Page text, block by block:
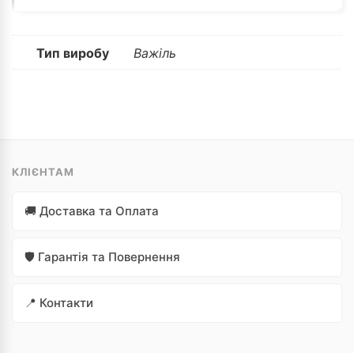
Тип виробу Важіль
КЛІЄНТАМ
🚚 Доставка та Оплата
🛡️ Гарантія та Повернення
📍 Контакти